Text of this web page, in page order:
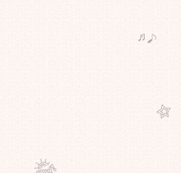
Superman Returns (2006) ซูเปอร์แมน
Wuthering Heights (2026) วัทเตอริง
ซุ้มมือปืน (๒๕๔๘)